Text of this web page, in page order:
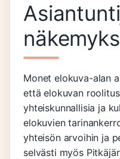
Monet elokuva-alan
että elokuvan
yhteiskunnallisia ja
elokuvien
yhteisön arvoihin ja
selvästi myös